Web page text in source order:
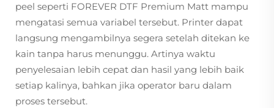
peel seperti FOREVER DTF Premium Matt mampu
mengatasi semua variabel tersebut. Printer dapat
langsung mengambilnya segera setelah ditekan ke
kain tanpa harus menunggu. Artinya waktu
penyelesaian lebih cepat dan hasil yang lebih baik
setiap kalinya, bahkan jika operator baru dalam
proses tersebut.